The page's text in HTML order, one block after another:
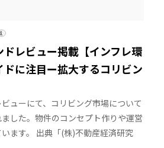
レビュー掲載【インフレ環
に注目ー拡大するコリビン
ューにて、コリビング市場について
した。物件のコンセプト作りや運営
ます。 出典「(株)不動産経済研究